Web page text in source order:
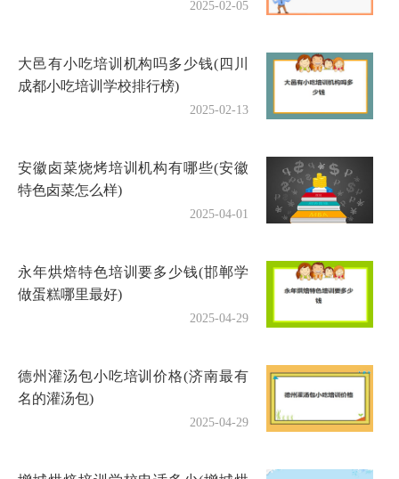
2025-02-05
大邑有小吃培训机构吗多少钱(四川
成都小吃培训学校排行榜)
2025-02-13
安徽卤菜烧烤培训机构有哪些(安徽
特色卤菜怎么样)
2025-04-01
永年烘焙特色培训要多少钱(邯郸学
做蛋糕哪里最好)
2025-04-29
德州灌汤包小吃培训价格(济南最有
名的灌汤包)
2025-04-29